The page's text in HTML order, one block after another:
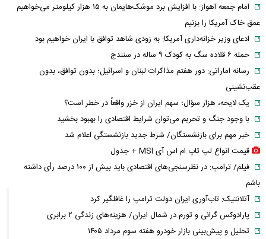
امام‌ جمعه اهواز: با افزایش برد موشک‌هایمان به ۱۵ هزار کیلومتر می‌خواهیم
عمق خاک آمریکا را بزنیم
ادعای وزیر خزانه‌داری آمریکا: به زودی شاهد توافق با ایران خواهیم بود
حمله ۶ قلاده سگ به کودک ۹ ساله در سنندج
رسانه اماراتی: دور هفتم مذاکرات لبنان و اسرائیل؛ بدون توافق، بدون
عقب‌نشینی
یک لایحه، هزار سؤال؛ سهم ایران از خزر واقعاً در خطر است؟
با وجود جنگ و تحریم می‌توان شرایط اقتصادی را بهبود بخشید
خبر مهم برای بازنشستگان/ شرط جدید بازنشستگی اعلام شد
قیمت انواع لپ تاپ ام اس آی MSI + جدول
فیلم/ ترامپ: در نظرسنجی‌های اقتصادی باید بیش از ۱۰۰ درصد رأی داشته
باشم
آتلانتیک: تاب‌آوری ایران دولت ترامپ را غافلگیر کرد
پارادوکس گرانی و تورم در شمال ایران/ هزینه‌های زندگی ۲ برابری
تحلیل و پیش‌بینی بازار خودرو هفته سوم مرداد ۱۴۰۵